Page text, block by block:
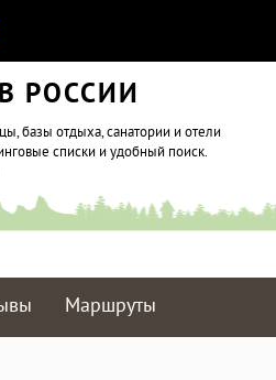
РОССИИ
базы отдыха, санатории и отели
списки и удобный поиск.
Маршруты